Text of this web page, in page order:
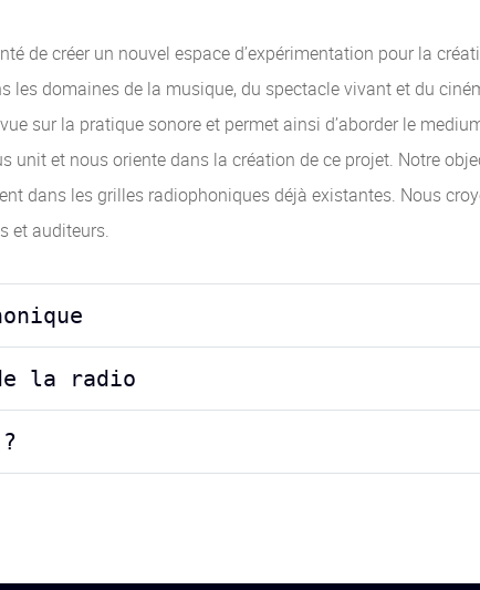
de créer un nouvel espace d’expérimentation pour la
les domaines de la musique, du spectacle vivant et du
sur la pratique sonore et permet ainsi d’aborder le
unit et nous oriente dans la création de ce projet. Notre
dans les grilles radiophoniques déjà existantes. Nous
et auditeurs.
la radio